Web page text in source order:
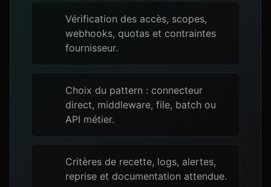
Vérification des accès, scopes,
webhooks, quotas et contraintes
fournisseur.
Choix du pattern : connecteur
direct, middleware, file, batch ou
API métier.
Critères de recette, logs, alertes,
reprise et documentation attendue.